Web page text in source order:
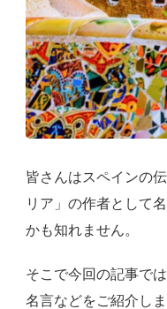
皆さんはスペインの
リア」の作者として
かも知れません。
そこで今回の記事で
名言などをご紹介しま